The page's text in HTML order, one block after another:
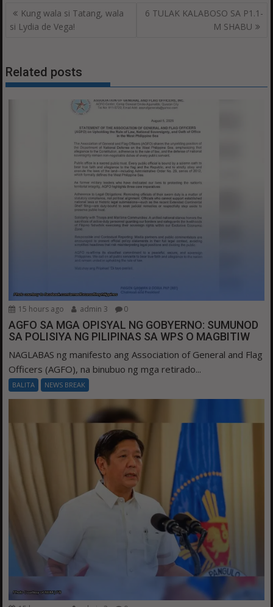
Post
navigation
Kung wala si Tatang, wala
si Lydia de Vega!
6 TULAK KALABOSO SA P1.1-
M SHABU
Related posts
15 hours ago admin 3 0
AGFO SA MGA OPISYAL NG GOBYERNO: SUMUNOD
SA POLISIYA NG PILIPINAS SA WPS O MAGBITIW
NAGLABAS ng manifesto ang Association of General and Flag
Officers (AGFO), na binubuo ng mga retirado...
BALITA NEWS BREAK